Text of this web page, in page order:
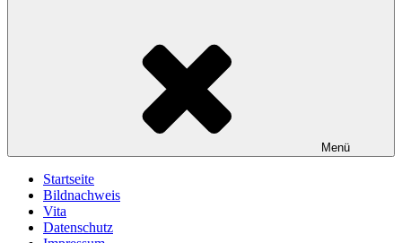
Menü
Startseite
Bildnachweis
Vita
Datenschutz